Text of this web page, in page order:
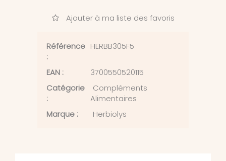
Ajouter à ma liste des favoris
Référence
:
HERBB305F5
EAN :
3700550520115
Catégorie
:
Compléments
Alimentaires
Marque :
Herbiolys